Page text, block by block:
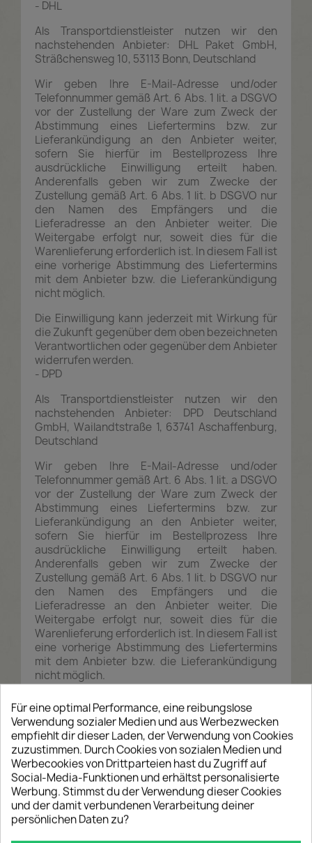
- DHL
Als Transportdienstleister nutzen wir den
nachstehenden Anbieter: DHL Paket GmbH,
Sträßchensweg 10, 53113 Bonn, Deutschland
Wir geben Ihre E-Mail-Adresse und/oder
Telefonnummer gemäß Art. 6 Abs. 1 lit. a DSGVO
vor der Zustellung der Ware zum Zweck der
Abstimmung eines Liefertermins bzw. zur
Lieferankündigung an den Anbieter weiter,
sofern Sie hierfür im Bestellprozess Ihre
ausdrückliche Einwilligung erteilt haben.
Anderenfalls geben wir zum Zwecke der
Zustellung gemäß Art. 6 Abs. 1 lit. b DSGVO nur
den Namen des Empfängers und die
Lieferadresse an den Anbieter weiter. Die
Weitergabe erfolgt nur, soweit dies für die
Warenlieferung erforderlich ist. In diesem Fall ist
eine vorherige Abstimmung des Liefertermins
mit dem Anbieter bzw. die Lieferankündigung
nicht möglich.
Die Einwilligung kann jederzeit mit Wirkung für
die Zukunft gegenüber dem oben bezeichneten
Verantwortlichen oder gegenüber dem Anbieter
widerrufen werden.
- DPD
Als Transportdienstleister nutzen wir den
nachstehenden Anbieter: DPD Deutschland
GmbH, Wailandtstraße 1, 63741 Aschaffenburg,
Deutschland
Wir geben Ihre E-Mail-Adresse und/oder
Telefonnummer gemäß Art. 6 Abs. 1 lit. a DSGVO
vor der Zustellung der Ware zum Zweck der
Abstimmung eines Liefertermins bzw. zur
Lieferankündigung an den Anbieter weiter,
sofern Sie hierfür im Bestellprozess Ihre
ausdrückliche Einwilligung erteilt haben.
Anderenfalls geben wir zum Zwecke der
Zustellung gemäß Art. 6 Abs. 1 lit. b DSGVO nur
den Namen des Empfängers und die
Lieferadresse an den Anbieter weiter. Die
Weitergabe erfolgt nur, soweit dies für die
Warenlieferung erforderlich ist. In diesem Fall ist
eine vorherige Abstimmung des Liefertermins
mit dem Anbieter bzw. die Lieferankündigung
nicht möglich.
Die Einwilligung kann jederzeit mit Wirkung für
die Zukunft gegenüber dem oben bezeichneten
Verantwortlichen oder gegenüber dem Anbieter
widerrufen werden.
- GLS
Als Transportdienstleister nutzen wir den
nachstehenden Anbieter: General Logistics
Systems Germany GmbH & Co. OHG, GLS
Germany-Straße 1 – 7, 36286 Neuenstein,
Deutschland
Für eine optimal Performance, eine reibungslose
Verwendung sozialer Medien und aus Werbezwecken
empfiehlt dir dieser Laden, der Verwendung von Cookies
zuzustimmen. Durch Cookies von sozialen Medien und
Werbecookies von Drittparteien hast du Zugriff auf
Social-Media-Funktionen und erhältst personalisierte
Werbung. Stimmst du der Verwendung dieser Cookies
und der damit verbundenen Verarbeitung deiner
persönlichen Daten zu?